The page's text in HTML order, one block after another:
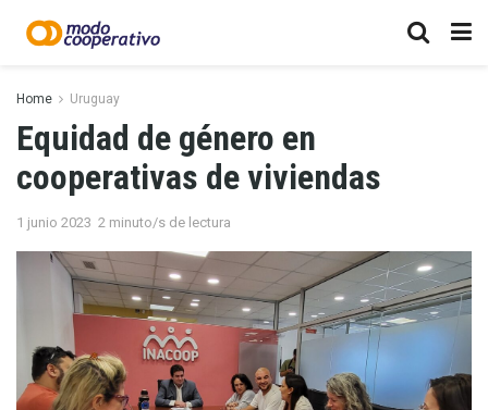
Home Uruguay
Equidad de género en
cooperativas de viviendas
1 junio 2023 2 minuto/s de lectura